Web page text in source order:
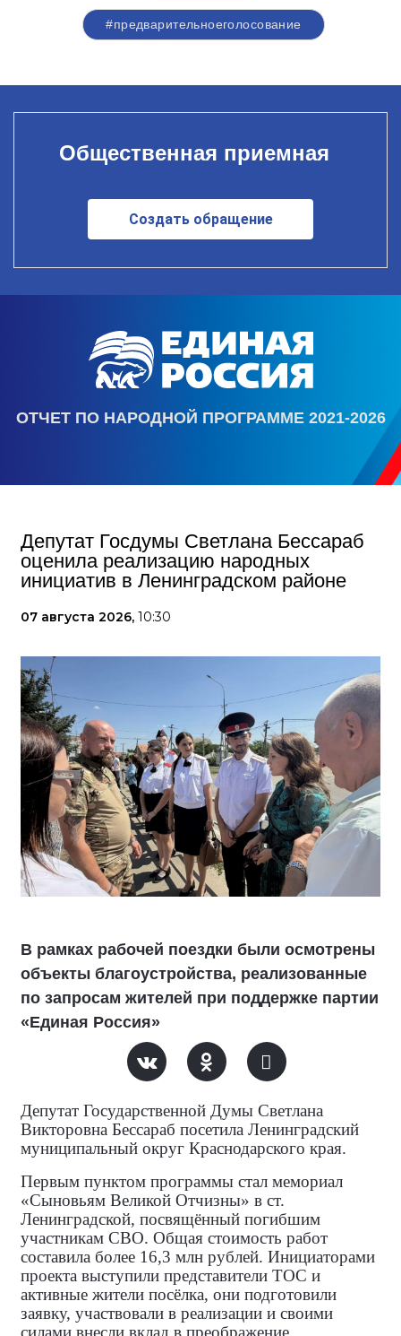
#предварительноеголосование
Общественная приемная
Создать обращение
ОТЧЕТ ПО НАРОДНОЙ ПРОГРАММЕ 2021-2026
Депутат Госдумы Светлана Бессараб
оценила реализацию народных
инициатив в Ленинградском районе
07 августа 2026, 10:30
В рамках рабочей поездки были осмотрены
объекты благоустройства, реализованные
по запросам жителей при поддержке партии
«Единая Россия»
Депутат Государственной Думы Светлана
Викторовна Бессараб посетила Ленинградский
муниципальный округ Краснодарского края.
Первым пунктом программы стал мемориал
«Сыновьям Великой Отчизны» в ст.
Ленинградской, посвящённый погибшим
участникам СВО. Общая стоимость работ
составила более 16,3 млн рублей. Инициаторами
проекта выступили представители ТОС и
активные жители посёлка, они подготовили
заявку, участвовали в реализации и своими
силами внесли вклад в преображение